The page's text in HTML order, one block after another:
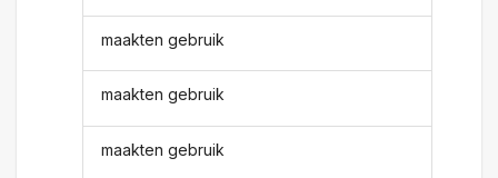
maakten gebruik
maakten gebruik
maakten gebruik